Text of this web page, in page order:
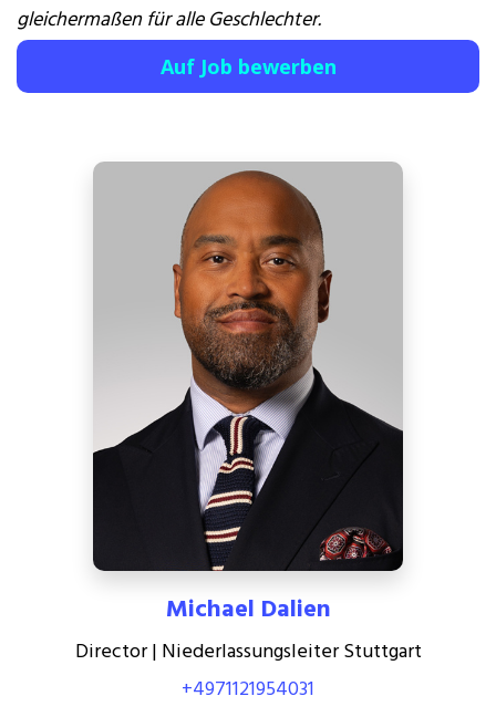
gleichermaßen für alle Geschlechter.
Auf Job bewerben
Michael Dalien
Director | Niederlassungsleiter Stuttgart
+4971121954031